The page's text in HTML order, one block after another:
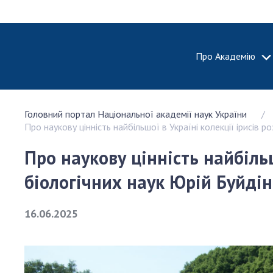
Про Академію
Про
Історія
100-річчя
та
НАН
Головний портал Національної академії наук України
Про наукову цінність найбільшої в Україні колекції
Про наукову цінність
біологічних наук Юрій Буйдін
16.06.2025